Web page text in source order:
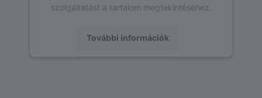
szolgáltatást a tartalom megtekintéséhez.
További információk